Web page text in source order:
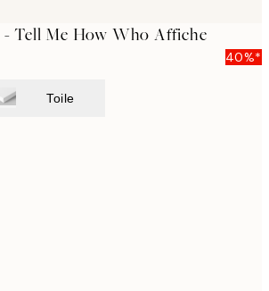
Tell Me How Who Affiche
40%*
Toile